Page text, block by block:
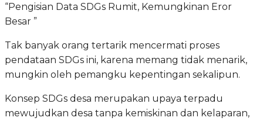
“Pengisian Data SDGs Rumit, Kemungkinan Eror
Besar ”
Tak banyak orang tertarik mencermati proses
pendataan SDGs ini, karena memang tidak menarik,
mungkin oleh pemangku kepentingan sekalipun.
Konsep SDGs desa merupakan upaya terpadu
mewujudkan desa tanpa kemiskinan dan kelaparan,